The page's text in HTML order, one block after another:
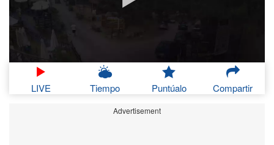
LIVE Tiempo Puntúalo Compartir
Advertisement